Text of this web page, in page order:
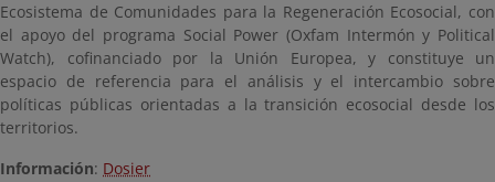
Ecosistema de Comunidades para la Regeneración Ecosocial, con
el apoyo del programa Social Power (Oxfam Intermón y Political
Watch), cofinanciado por la Unión Europea, y constituye un
espacio de referencia para el análisis y el intercambio sobre
políticas públicas orientadas a la transición ecosocial desde los
territorios.
Información: Dosier